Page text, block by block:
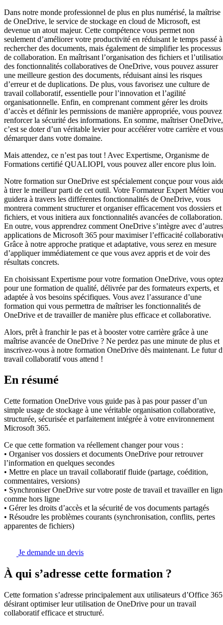
Dans notre monde professionnel de plus en plus numérisé, la maîtrise
de OneDrive, le service de stockage en cloud de Microsoft, est
devenue un atout majeur. Cette compétence vous permet non
seulement d’améliorer votre productivité en réduisant le temps passé à
rechercher des documents, mais également de simplifier les processus
de collaboration. En maîtrisant l’organisation des fichiers et
des fonctionnalités collaboratives de OneDrive, vous pouvez assurer
une meilleure gestion des documents, réduisant ainsi les risques
d’erreur et de duplications. De plus, vous favorisez une culture de
travail collaboratif, essentielle pour l’innovation et l’agilité
organisationnelle. Enfin, en comprenant comment gérer les droits
d’accès et définir les permissions de manière appropriée, vous pouvez
renforcer la sécurité des informations. En somme, maîtriser OneDrive,
c’est se doter d’un véritable levier pour accélérer votre carrière et vous
démarquer dans votre domaine.
Mais attendez, ce n’est pas tout ! Avec Expertisme, Organisme de
Formations certifié QUALIOPI, vous pouvez aller encore plus loin.
Notre formation sur OneDrive est spécialement conçue pour vous
à tirer le meilleur parti de cet outil. Votre Formateur Expert Métier
guidera à travers les différentes fonctionnalités de OneDrive, vous
montrera comment structurer et organiser efficacement vos dossiers et
fichiers, et vous initiera aux fonctionnalités avancées de collaboration.
En outre, vous apprendrez comment OneDrive s’intègre avec d’autres
applications de Microsoft 365 pour maximiser l’efficacité
Grâce à notre approche pratique et adaptative, vous serez en mesure
d’appliquer immédiatement ce que vous avez appris et de voir des
résultats concrets.
En choisissant Expertisme pour votre formation OneDrive, vous
pour une formation de qualité, délivrée par des formateurs experts, et
adaptée à vos besoins spécifiques. Vous avez l’assurance d’une
formation qui vous permettra de maîtriser les fonctionnalités de
OneDrive et de travailler de manière plus efficace et collaborative.
Alors, prêt à franchir le pas et à booster votre carrière grâce à une
maîtrise avancée de OneDrive ? Ne perdez pas une minute de plus et
inscrivez-vous à notre formation OneDrive dès maintenant. Le futur
travail collaboratif vous attend !
En résumé
Cette formation OneDrive vous guide pas à pas pour passer d’un
simple usage de stockage à une véritable organisation collaborative,
structurée, sécurisée et parfaitement intégrée à votre environnement
Microsoft 365.
Ce que cette formation va réellement changer pour vous :
• Organiser vos dossiers et documents OneDrive pour retrouver
l’information en quelques secondes
• Mettre en place un travail collaboratif fluide (partage, coédition,
commentaires, versions)
• Synchroniser OneDrive sur votre poste de travail et travailler en
comme hors ligne
• Gérer les droits d’accès et la sécurité de vos documents partagés
• Résoudre les problèmes courants (synchronisation, conflits, pertes
apparentes de fichiers)
Je demande un devis
À qui s’adresse cette formation ?
Cette formation s’adresse principalement aux utilisateurs d’Office 365
désirant optimiser leur utilisation de OneDrive pour un travail
collaboratif efficace et structuré.